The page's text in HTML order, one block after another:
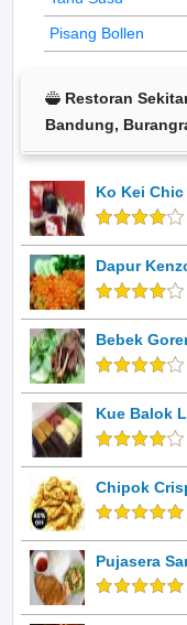
Pisang Bollen
Restoran
Bandung,
Ko Kei
Dapur
Bebek
Kue Balok
Chipok
Pujasera